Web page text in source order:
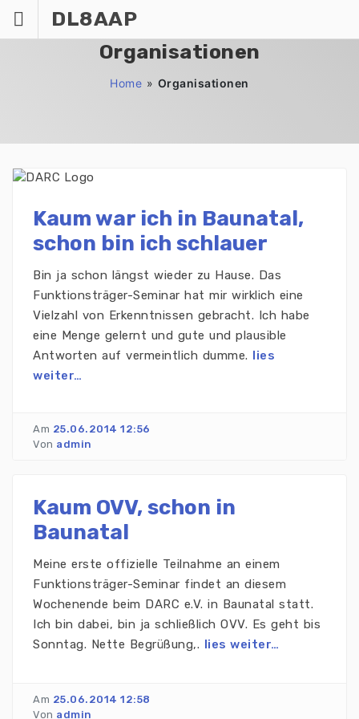
Inhalt
springen
DL8AAP
Organisationen
Home » Organisationen
Kaum war ich in Baunatal,
schon bin ich schlauer
Bin ja schon längst wieder zu Hause. Das
Funktionsträger-Seminar hat mir wirklich eine
Vielzahl von Erkenntnissen gebracht. Ich habe
eine Menge gelernt und gute und plausible
Antworten auf vermeintlich dumme. lies
weiter…
Am 25.06.2014 12:56
Von admin
Kaum OVV, schon in
Baunatal
Meine erste offizielle Teilnahme an einem
Funktionsträger-Seminar findet an diesem
Wochenende beim DARC e.V. in Baunatal statt.
Ich bin dabei, bin ja schließlich OVV. Es geht bis
Sonntag. Nette Begrüßung,. lies weiter…
Am 25.06.2014 12:58
Von admin